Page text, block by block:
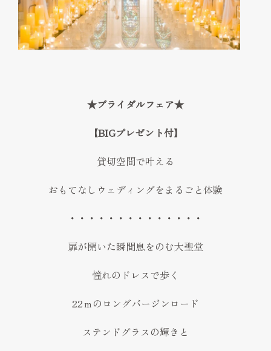
Reserve
お問い合わせ
★ブライダルフェア★
【BIGプレゼント付】
貸切空間で叶える
おもてなしウェディングをまるごと体験
・・・・・・・・・・・・・・
扉が開いた瞬間息をのむ大聖堂
憧れのドレスで歩く
22ｍのロングバージンロード
ステンドグラスの輝きと